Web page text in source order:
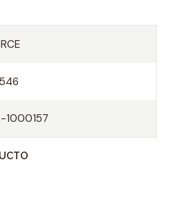
su fabricación, hecha
de calidad, esta copa
pesado hecho de acero
las carracas de 3/4" y
1000157